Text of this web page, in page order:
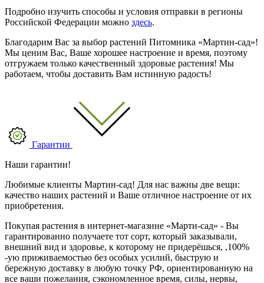
Подробно изучить способы и условия отправки в регионы
Российской Федерации можно здесь.
Благодарим Вас за выбор растений Питомника «Мартин-сад»!
Мы ценим Вас, Ваше хорошее настроение и время, поэтому
отгружаем только качественный здоровые растения! Мы
работаем, чтобы доставить Вам истинную радость!
Гарантии
Наши гарантии!
Любимые клиенты Мартин-сад! Для нас важны две вещи:
качество наших растений и Ваше отличное настроение от их
приобретения.
Покупая растения в интернет-магазине «Марти-сад» - Вы
гарантированно получаете тот сорт, который заказывали,
внешний вид и здоровье, к которому не придерёшься, ,100%
-ую приживаемостью без особых усилий, быструю и
бережную доставку в любую точку РФ, ориентированную на
все ваши пожелания, сэкономленное время, силы, нервы,